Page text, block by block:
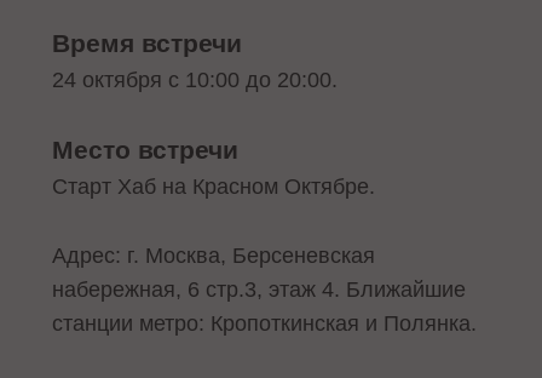
Время встречи
24 октября с 10:00 до 20:00.
Место встречи
Старт Хаб на Красном Октябре.
Адрес: г. Москва, Берсеневская
набережная, 6 стр.3, этаж 4. Ближайшие
станции метро: Кропоткинская и Полянка.